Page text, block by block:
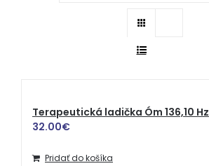
Terapeutická ladička Óm 136,10 Hz
32.00€
Pridať do košíka